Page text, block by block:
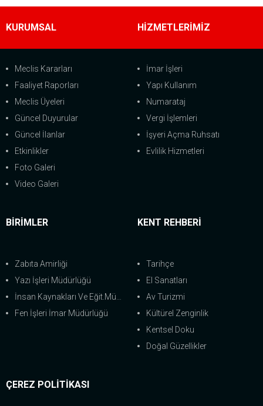
KURUMSAL
Meclis Kararları
Faaliyet Raporları
Meclis Üyeleri
Güncel Duyurular
Güncel İlanlar
Etkinlikler
Foto Galeri
Video Galeri
HİZMETLERİMİZ
İmar İşleri
Yapı Kullanım
Numarataj
Vergi İşlemleri
İşyeri Açma Ruhsatı
Evlilik Hizmetleri
BİRİMLER
Zabıta Amirliği
Yazı İşleri Müdürlüğü
İnsan Kaynakları Ve Eğit.Müdürlüğü
Fen İşleri İmar Müdürlüğü
KENT REHBERİ
Tarihçe
El Sanatları
Av Turizmi
Kültürel Zenginlik
Kentsel Doku
Doğal Güzellikler
ÇEREZ POLİTİKASI